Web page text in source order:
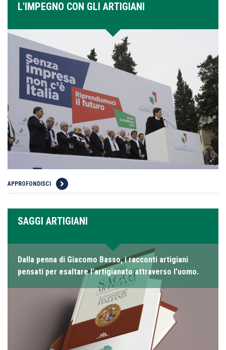
L'IMPEGNO CON GLI ARTIGIANI
APPROFONDISCI
SAGGI ARTIGIANI
Dalla penna di Giacomo Basso, i racconti artigiani
pensati per esaltare l’artigianato attraverso l’uomo.